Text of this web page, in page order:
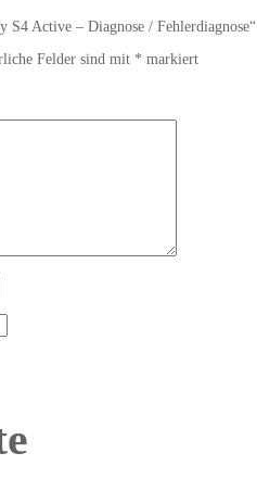
S4 Active – Diagnose / Fehlerdiagnose“
Felder sind mit * markiert